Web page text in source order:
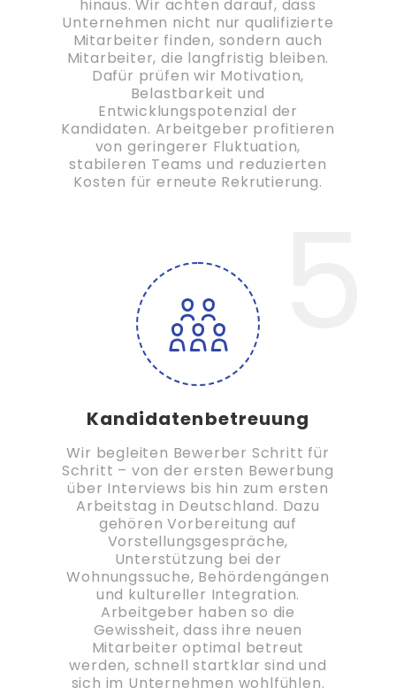
hinaus. Wir achten darauf, dass
Unternehmen nicht nur qualifizierte
Mitarbeiter finden, sondern auch
Mitarbeiter, die langfristig bleiben.
Dafür prüfen wir Motivation,
Belastbarkeit und
Entwicklungspotenzial der
Kandidaten. Arbeitgeber profitieren
von geringerer Fluktuation,
stabileren Teams und reduzierten
Kosten für erneute Rekrutierung.
Kandidatenbetreuung
Wir begleiten Bewerber Schritt für
Schritt – von der ersten Bewerbung
über Interviews bis hin zum ersten
Arbeitstag in Deutschland. Dazu
gehören Vorbereitung auf
Vorstellungsgespräche,
Unterstützung bei der
Wohnungssuche, Behördengängen
und kultureller Integration.
Arbeitgeber haben so die
Gewissheit, dass ihre neuen
Mitarbeiter optimal betreut
werden, schnell startklar sind und
sich im Unternehmen wohlfühlen.